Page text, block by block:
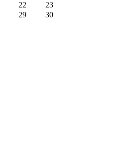
22
23
29
30